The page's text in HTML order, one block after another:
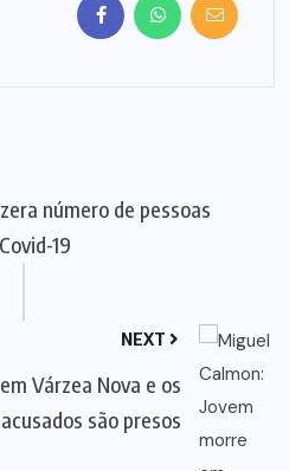
número de pessoas
19
NEXT
Várzea Nova e os
acusados são presos